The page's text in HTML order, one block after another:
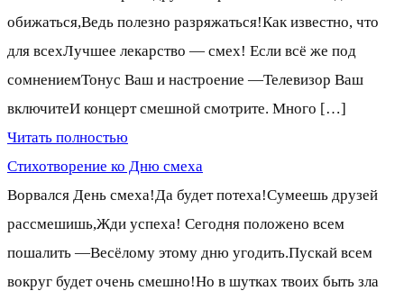
обижаться,Ведь полезно разряжаться!Как известно, что
для всехЛучшее лекарство — смех! Если всё же под
сомнениемТонус Ваш и настроение —Телевизор Ваш
включитеИ концерт смешной смотрите. Много […]
Читать полностью
Стихотворение ко Дню смеха
Ворвался День смеха!Да будет потеха!Сумеешь друзей
рассмешишь,Жди успеха! Сегодня положено всем
пошалить —Весёлому этому дню угодить.Пускай всем
вокруг будет очень смешно!Но в шутках твоих быть зла